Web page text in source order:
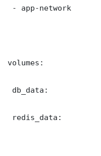
- app-network
volumes:
db_data:
redis_data: